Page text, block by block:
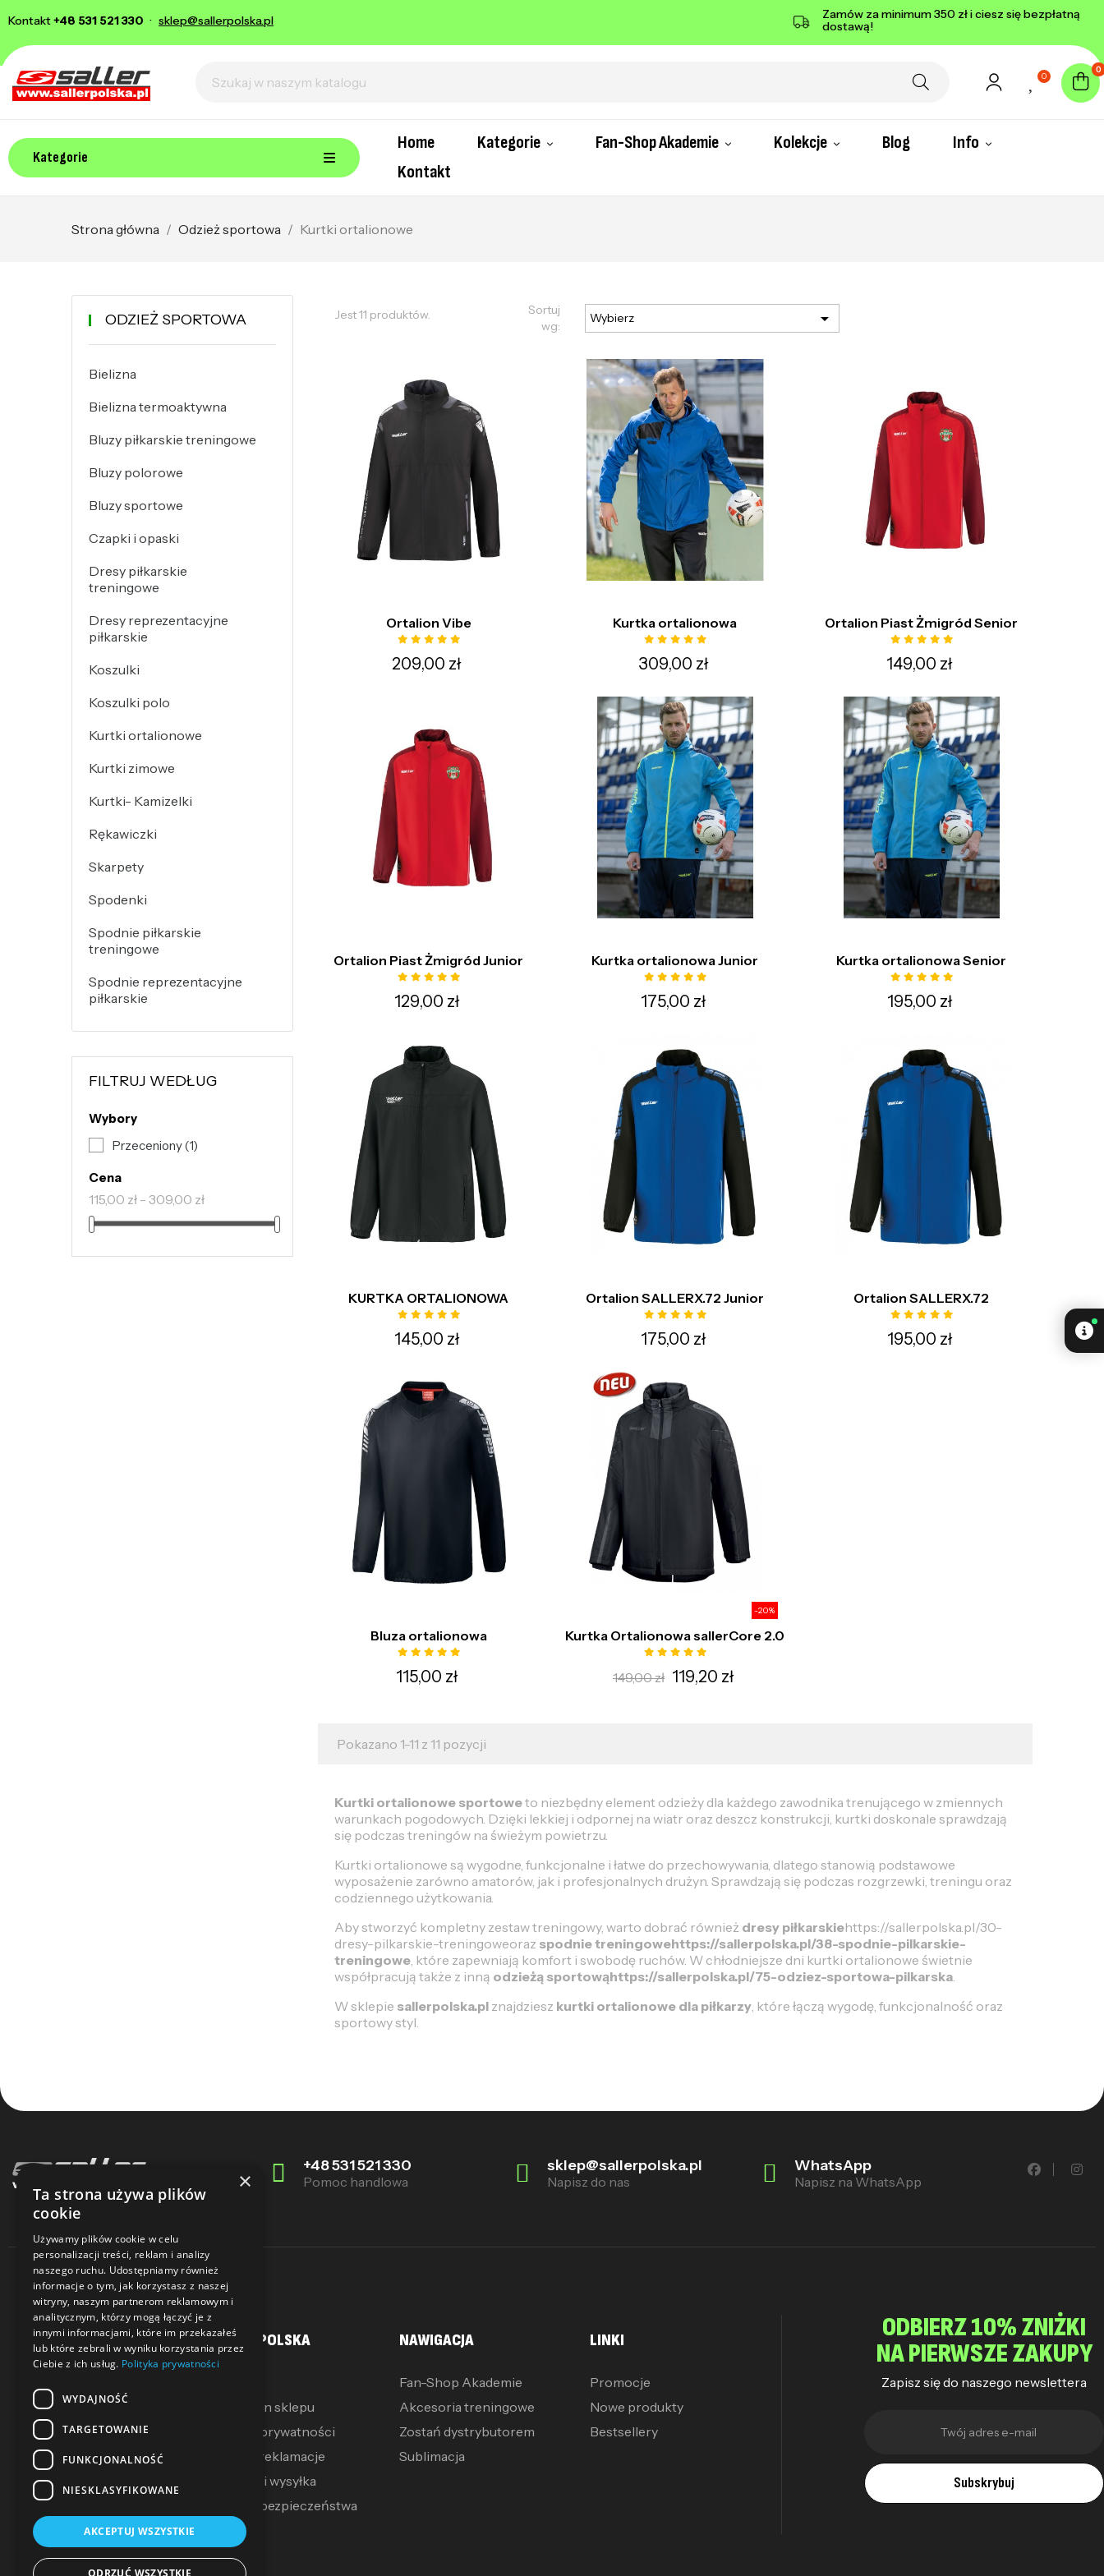
Kontakt+48 531 521 330 · sklep@sallerpolska.pl
Zamów za minimum 350 zł i ciesz się bezpłatną
dostawą!
0
0
Kategorie
Home Kategorie Fan-Shop Akademie Kolekcje Blog
Info
Kontakt
Strona główna Odzież sportowa Kurtki ortalionowe
ODZIEŻ SPORTOWA
Bielizna
Bielizna termoaktywna
Bluzy piłkarskie treningowe
Bluzy polorowe
Bluzy sportowe
Czapki i opaski
Dresy piłkarskie
treningowe
Dresy reprezentacyjne
piłkarskie
Koszulki
Koszulki polo
Kurtki ortalionowe
Kurtki zimowe
Kurtki- Kamizelki
Rękawiczki
Skarpety
Spodenki
Spodnie piłkarskie
treningowe
Spodnie reprezentacyjne
piłkarskie
FILTRUJ WEDŁUG
Wybory
Przeceniony(1)
Cena
115,00 zł - 309,00 zł
Jest 11 produktów.
Sortuj
wg:
Wybierz 
Ortalion Vibe
209,00 zł
Kurtka ortalionowa
309,00 zł
Ortalion Piast Żmigród Senior
149,00 zł
Ortalion Piast Żmigród Junior
129,00 zł
Kurtka ortalionowa Junior
175,00 zł
Kurtka ortalionowa Senior
195,00 zł
KURTKA ORTALIONOWA
145,00 zł
Ortalion SALLERX.72 Junior
175,00 zł
Ortalion SALLERX.72
195,00 zł
Bluza ortalionowa
115,00 zł
Kurtka Ortalionowa sallerCore 2.0
149,00 zł
-20%
119,20 zł
Pokazano 1-11 z 11 pozycji
Kurtki ortalionowe sportoweto niezbędny element odzieży dla każdego zawodnika trenującego w zmiennych
warunkach pogodowych. Dzięki lekkiej i odpornej na wiatr oraz deszcz konstrukcji, kurtki doskonale sprawdzają
się podczas treningów na świeżym powietrzu.
Kurtki ortalionowe są wygodne, funkcjonalne i łatwe do przechowywania, dlatego stanowią podstawowe
wyposażenie zarówno amatorów, jak i profesjonalnych drużyn. Sprawdzają się podczas rozgrzewki, treningu oraz
codziennego użytkowania.
Aby stworzyć kompletny zestaw treningowy, warto dobrać również dresy piłkarskiehttps://sallerpolska.pl/30-
dresy-pilkarskie-treningoweoraz spodnie treningowehttps://sallerpolska.pl/38-spodnie-pilkarskie-
treningowe , które zapewniają komfort i swobodę ruchów. W chłodniejsze dni kurtki ortalionowe świetnie
współpracują także z inną odzieżą sportowąhttps://sallerpolska.pl/75-odziez-sportowa-pilkarska
W sklepie sallerpolska.pl znajdziesz kurtki ortalionowe dla piłkarzy , które łączą wygodę, funkcjonalność oraz
sportowy styl.
+48 531 521 330
Pomoc handlowa
sklep@sallerpolska.pl
Napisz do nas
WhatsApp
Napisz na WhatsApp
MOJE KONTO
Moje pokwitowania
Mój koszyk
SALLER POLSKA
Regulamin sklepu
Polityka prywatności
Zwroty i reklamacje
Dostawa i wysyłka
Polityka bezpieczeństwa
NAWIGACJA
Fan-Shop Akademie
Akcesoria treningowe
Zostań dystrybutorem
Sublimacja
LINKI
Promocje
Nowe produkty
Bestsellery
ODBIERZ 10% ZNIŻKI
NA PIERWSZE ZAKUPY
Zapisz się do naszego newslettera
Subskrybuj
×
Ta strona używa plików
cookie
Używamy plików cookie w celu
personalizacji treści, reklam i analizy
naszego ruchu. Udostępniamy również
informacje o tym, jak korzystasz z naszej
witryny, naszym partnerom reklamowym i
analitycznym, którzy mogą łączyć je z
innymi informacjami, które im przekazałeś
lub które zebrali w wyniku korzystania przez
Ciebie z ich usług. Polityka prywatności
WYDAJNOŚĆ
TARGETOWANIE
FUNKCJONALNOŚĆ
NIESKLASYFIKOWANE
AKCEPTUJ WSZYSTKIE
ODRZUĆ WSZYSTKIE